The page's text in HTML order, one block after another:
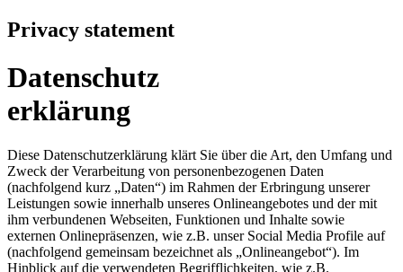
Privacy statement
Datenschutz
erklärung
Diese Datenschutzerklärung klärt Sie über die Art, den Umfang und
Zweck der Verarbeitung von personenbezogenen Daten
(nachfolgend kurz „Daten“) im Rahmen der Erbringung unserer
Leistungen sowie innerhalb unseres Onlineangebotes und der mit
ihm verbundenen Webseiten, Funktionen und Inhalte sowie
externen Onlinepräsenzen, wie z.B. unser Social Media Profile auf
(nachfolgend gemeinsam bezeichnet als „Onlineangebot“). Im
Hinblick auf die verwendeten Begrifflichkeiten, wie z.B.